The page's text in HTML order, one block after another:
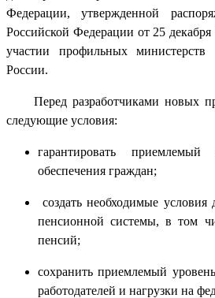
Федерации, утвержденной
Российской Федерации от 25
участии профильных
России.
Перед разработчиками новых
следующие условия:
гарантировать приемлемый
обеспечения граждан;
создать необходимые условия
пенсионной системы, в том
пенсий;
сохранить приемлемый
работодателей и нагрузки на